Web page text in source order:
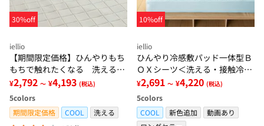
30%off
iellio
【期間限定価格】ひんやりもち
もちで触れたくなる 洗えるラ
グ＜低反発・滑りにくい・接触
冷感・防ダニ・カーペット＞
¥2,792 ～ ¥4,193 (税込)
5colors
期間限定価格
COOL
洗える
10%off
iellio
ひんやり冷感敷パッド一体型Ｂ
ＯＸシーツ＜洗える・接触冷
感・抗菌防臭・時短・家事楽・
ボックスシーツ・寝苦しさ対策
＞
¥2,691 ～ ¥4,220 (税込)
5colors
COOL
新色追加
動画あり